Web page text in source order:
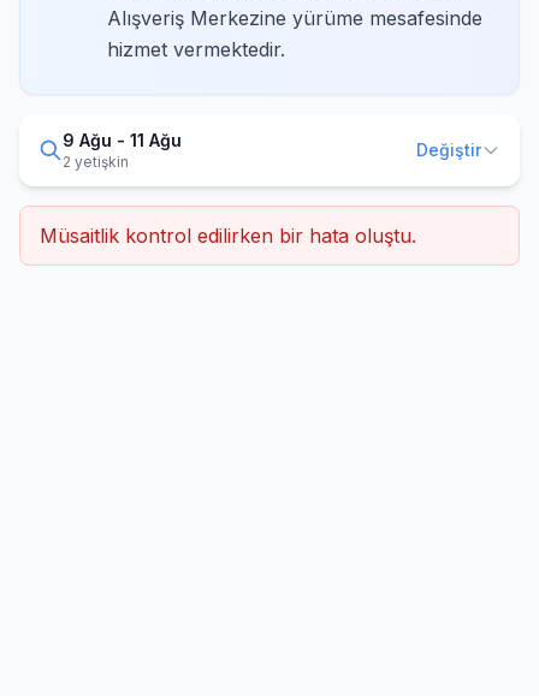
Alışveriş Merkezine yürüme mesafesinde
hizmet vermektedir.
9 Ağu - 11 Ağu
2 yetişkin
Değiştir
Müsaitlik kontrol edilirken bir hata oluştu.